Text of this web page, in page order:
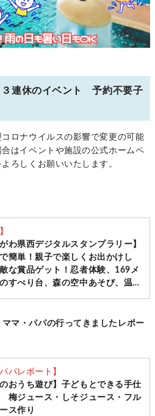
連休のイベント 予約不要子
ロナウイルスの影響で変更の可能
はイベントや施設の公式ホームペ
ろしくお願いいたします。
がわ県西デジタルスタンプラリー】
簡単！親子で楽しくお出かけし
な賞品ゲット！忍者体験、169メ
すべり台、森の空中あそび、温
マ・パパの行ってきましたレポー
パレポート】
のおうち遊び】子どもとできる手仕
梅ジュース・しそジュース・フル
ス作り